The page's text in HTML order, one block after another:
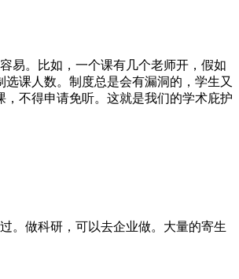
易。比如，一个课有几个老师开，假如
课人数。制度总是会有漏洞的，学生又
不得申请免听。这就是我们的学术庇护
。做科研，可以去企业做。大量的寄生